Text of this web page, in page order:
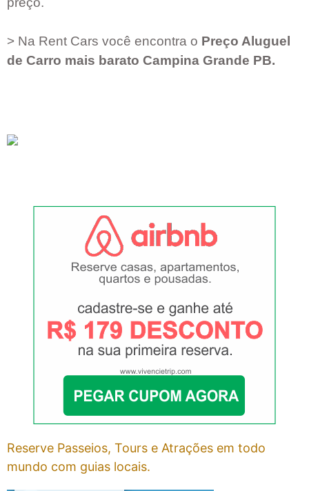
> Na Rent Cars você encontra o Preço Aluguel
de Carro mais barato Campina Grande PB.
Reserve Passeios, Tours e Atrações em todo
mundo com guias locais.